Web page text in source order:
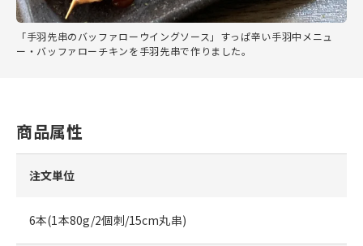
「手羽先串のバッファローウイングソース」すっぱ辛い手羽中メニュ
ー・バッファローチキンを手羽先串で作りました。
商品属性
注文単位
6本(1本80g/2個刺/15cm丸串)